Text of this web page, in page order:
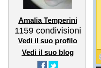
Amalia Temperini
1159 condivisioni
Vedi il suo profilo
Vedi il suo blog